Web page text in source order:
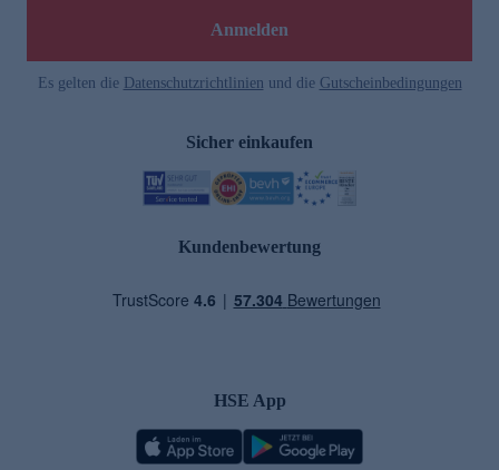
Anmelden
Es gelten die Datenschutzrichtlinien und die Gutscheinbedingungen
Sicher einkaufen
Kundenbewertung
HSE App